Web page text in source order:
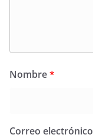
Nombre*
Correo electrónico